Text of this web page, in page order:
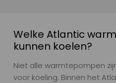
Welke Atlantic
kunnen koelen?
Niet alle warmtepompen
voor koeling. Binnen het